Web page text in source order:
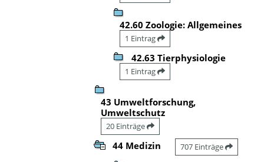
42.60 Zoologie: Allgemeines
1 Eintrag
42.63 Tierphysiologie
1 Eintrag
43 Umweltforschung,
Umweltschutz
20 Einträge
44 Medizin 707 Einträge